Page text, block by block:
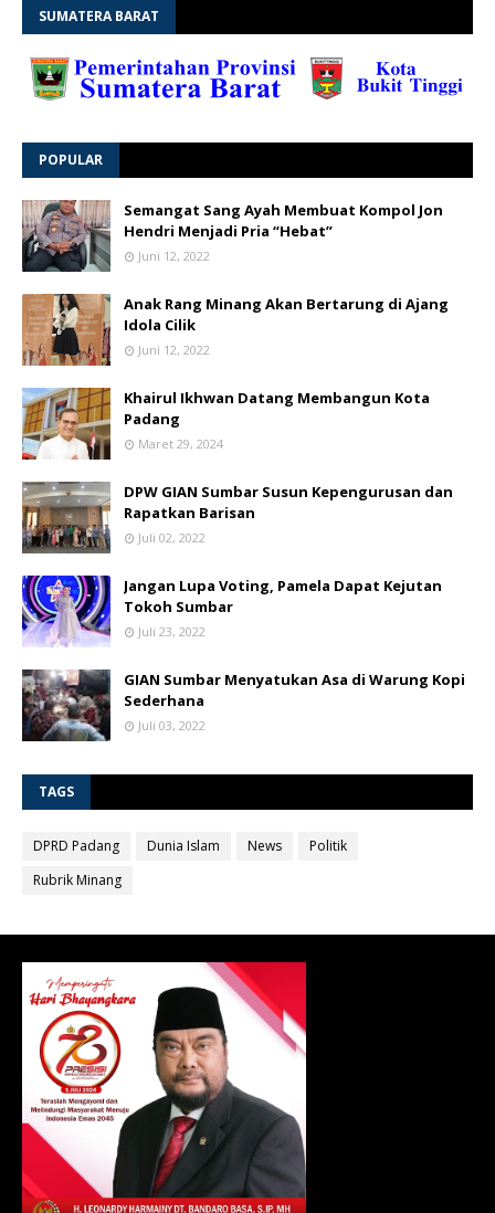
SUMATERA BARAT
POPULAR
Semangat Sang Ayah Membuat Kompol Jon
Hendri Menjadi Pria “Hebat”
Juni 12, 2022
Anak Rang Minang Akan Bertarung di Ajang
Idola Cilik
Juni 12, 2022
Khairul Ikhwan Datang Membangun Kota
Padang
Maret 29, 2024
DPW GIAN Sumbar Susun Kepengurusan dan
Rapatkan Barisan
Juli 02, 2022
Jangan Lupa Voting, Pamela Dapat Kejutan
Tokoh Sumbar
Juli 23, 2022
GIAN Sumbar Menyatukan Asa di Warung Kopi
Sederhana
Juli 03, 2022
TAGS
DPRD Padang Dunia Islam News
Politik
Rubrik Minang